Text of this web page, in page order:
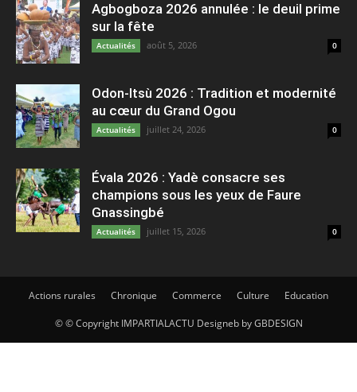
Agbogboza 2026 annulée : le deuil prime
sur la fête
Actualités août 5, 2026 0
Odon-Itsù 2026 : Tradition et modernité
au cœur du Grand Ogou
Actualités juillet 24, 2026 0
Évala 2026 : Yadè consacre ses
champions sous les yeux de Faure
Gnassingbé
Actualités juillet 15, 2026 0
Actions rurales Chronique Commerce Culture Education
© © Copyright IMPARTIALACTU Designeb by GBDESIGN